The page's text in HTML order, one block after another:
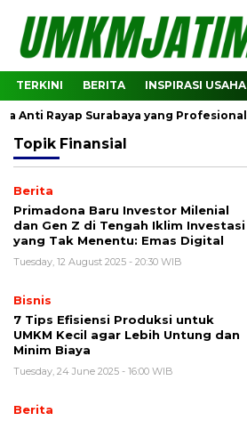
TERKINI BERITA INSPIRASI USAHA
Anti Rayap Surabaya yang Profesional
Topik Finansial
Berita
Primadona Baru Investor Milenial
dan Gen Z di Tengah Iklim Investasi
yang Tak Menentu: Emas Digital
Tuesday, 12 August 2025 - 20:30 WIB
Bisnis
7 Tips Efisiensi Produksi untuk
UMKM Kecil agar Lebih Untung dan
Minim Biaya
Tuesday, 24 June 2025 - 16:00 WIB
Berita